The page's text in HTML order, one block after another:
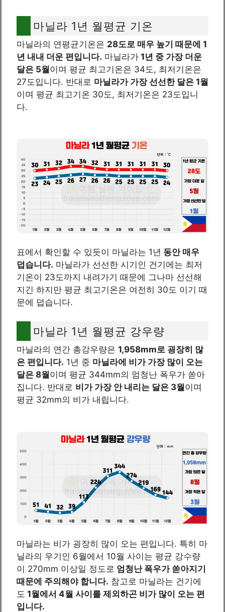
마닐라 1년 월평균 기온
마닐라의 연평균기온은 28도로 매우 높기 때문에 1
년 내내 더운 편입니다. 마닐라가 1년 중 가장 더운
달은 5월이며 평균 최고기온은 34도, 최저기온은
27도입니다. 반대로 마닐라가 가장 선선한 달은 1월
이며 평균 최고기온 30도, 최저기온은 23도입니
다.
표에서 확인할 수 있듯이 마닐라는 1년 동안 매우
덥습니다. 마닐라가 선선한 시기인 건기에는 최저
기온이 23도까지 내려가기 때문에 그나마 선선해
지긴 하지만 평균 최고기온은 여전히 30도 이기 때
문에 덥습니다.
마닐라 1년 월평균 강우량
마닐라의 연간 총강우량은 1,958mm로 굉장히 많
은 편입니다. 1년 중 마닐라에 비가 가장 많이 오는
달은 8월 이며 평균 344mm의 엄청난 폭우가 쏟아
집니다. 반대로 비가 가장 안 내리는 달은 3월 이며
평균 32mm의 비가 내립니다.
마닐라는 비가 굉장히 많이 오는 편입니다. 특히 마
닐라의 우기인 6월에서 10월 사이는 평균 강수량
이 270mm 이상일 정도로 엄청난 폭우가 쏟아지기
때문에 주의해야 합니다. 참고로 마닐라는 건기에
도 1월에서 4월 사이를 제외하곤 비가 많이 오는 편
입니다.